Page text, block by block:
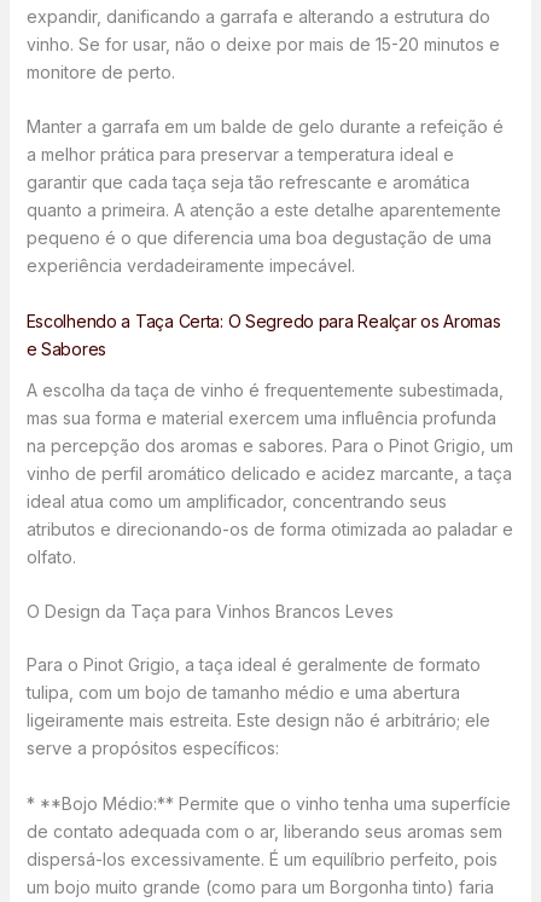
expandir, danificando a garrafa e alterando a estrutura do
vinho. Se for usar, não o deixe por mais de 15-20 minutos e
monitore de perto.
Manter a garrafa em um balde de gelo durante a refeição é
a melhor prática para preservar a temperatura ideal e
garantir que cada taça seja tão refrescante e aromática
quanto a primeira. A atenção a este detalhe aparentemente
pequeno é o que diferencia uma boa degustação de uma
experiência verdadeiramente impecável.
Escolhendo a Taça Certa: O Segredo para Realçar os Aromas
e Sabores
A escolha da taça de vinho é frequentemente subestimada,
mas sua forma e material exercem uma influência profunda
na percepção dos aromas e sabores. Para o Pinot Grigio, um
vinho de perfil aromático delicado e acidez marcante, a taça
ideal atua como um amplificador, concentrando seus
atributos e direcionando-os de forma otimizada ao paladar e
olfato.
O Design da Taça para Vinhos Brancos Leves
Para o Pinot Grigio, a taça ideal é geralmente de formato
tulipa, com um bojo de tamanho médio e uma abertura
ligeiramente mais estreita. Este design não é arbitrário; ele
serve a propósitos específicos:
* **Bojo Médio:** Permite que o vinho tenha uma superfície
de contato adequada com o ar, liberando seus aromas sem
dispersá-los excessivamente. É um equilíbrio perfeito, pois
um bojo muito grande (como para um Borgonha tinto) faria